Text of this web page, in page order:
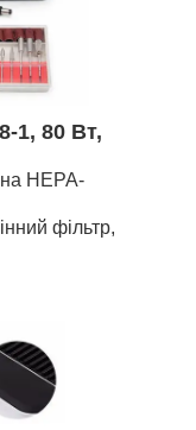
1, 80 Вт,
НЕРА-
фільтр,